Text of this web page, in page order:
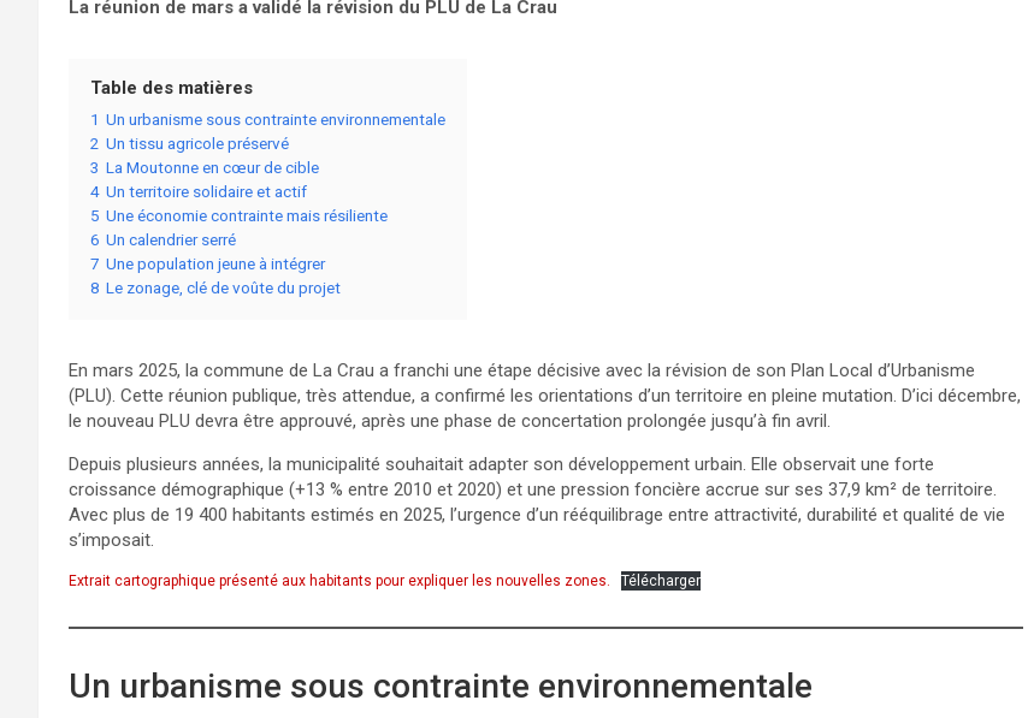
La réunion de mars a validé la révision du PLU de La Crau
Table des matières
1 Un urbanisme sous contrainte environnementale
2 Un tissu agricole préservé
3 La Moutonne en cœur de cible
4 Un territoire solidaire et actif
5 Une économie contrainte mais résiliente
6 Un calendrier serré
7 Une population jeune à intégrer
8 Le zonage, clé de voûte du projet
En mars 2025, la commune de La Crau a franchi une étape décisive avec la révision de son Plan Local d’Urbanisme
(PLU). Cette réunion publique, très attendue, a confirmé les orientations d’un territoire en pleine mutation. D’ici décembre,
le nouveau PLU devra être approuvé, après une phase de concertation prolongée jusqu’à fin avril.
Depuis plusieurs années, la municipalité souhaitait adapter son développement urbain. Elle observait une forte
croissance démographique (+13 % entre 2010 et 2020) et une pression foncière accrue sur ses 37,9 km² de territoire.
Avec plus de 19 400 habitants estimés en 2025, l’urgence d’un rééquilibrage entre attractivité, durabilité et qualité de vie
s’imposait.
Extrait cartographique présenté aux habitants pour expliquer les nouvelles zones. Télécharger
Un urbanisme sous contrainte environnementale